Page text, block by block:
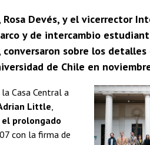
Devés, y el vicerrector
y de intercambio
sobre los
de Chile en
la Casa Central a
Little
prolongado
con la firma de